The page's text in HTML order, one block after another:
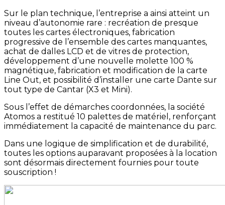
Sur le plan technique, l’entreprise a ainsi atteint un
niveau d’autonomie rare : recréation de presque
toutes les cartes électroniques, fabrication
progressive de l’ensemble des cartes manquantes,
achat de dalles LCD et de vitres de protection,
développement d’une nouvelle molette 100 %
magnétique, fabrication et modification de la carte
Line Out, et possibilité d’installer une carte Dante sur
tout type de Cantar (X3 et Mini).
Sous l’effet de démarches coordonnées, la société
Atomos a restitué 10 palettes de matériel, renforçant
immédiatement la capacité de maintenance du parc.
Dans une logique de simplification et de durabilité,
toutes les options auparavant proposées à la location
sont désormais directement fournies pour toute
souscription !